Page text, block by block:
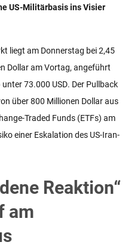
US-Militärbasis ins Visier
liegt am Donnerstag bei 2,45
Dollar am Vortag, angeführt
73.000 USD. Der Pullback
über 800 Millionen Dollar aus
Traded Funds (ETFs) am
einer Eskalation des US-Iran-
Reaktion“
am